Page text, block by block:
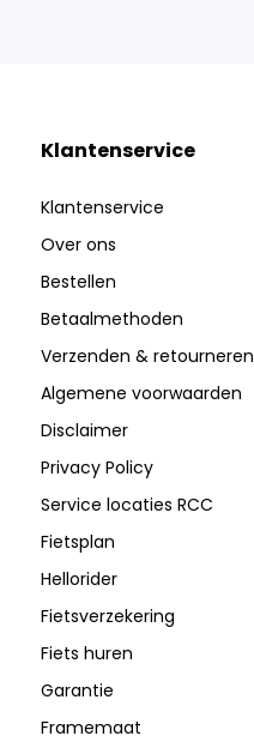
Klantenservice
Klantenservice
Over ons
Bestellen
Betaalmethoden
Verzenden & retourneren
Algemene voorwaarden
Disclaimer
Privacy Policy
Service locaties RCC
Fietsplan
Hellorider
Fietsverzekering
Fiets huren
Garantie
Framemaat